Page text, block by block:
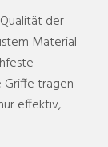
der
Material
tragen
effektiv,